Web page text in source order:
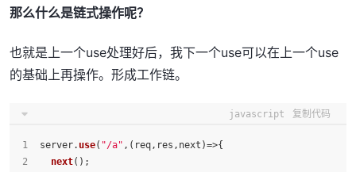
那么什么是链式操作呢？
也就是上一个use处理好后，我下一个use可以在上一个use
的基础上再操作。形成工作链。
javascript 复制代码
server. use( "/a" , ( req,res,next )=>{
next();